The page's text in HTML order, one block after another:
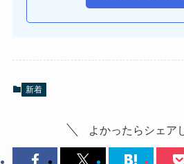
新着
よかったらシェア